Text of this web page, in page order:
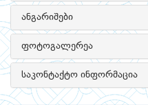
ანგარიშები
ფოტოგალერეა
საკონტაქტო ინფორმაცია